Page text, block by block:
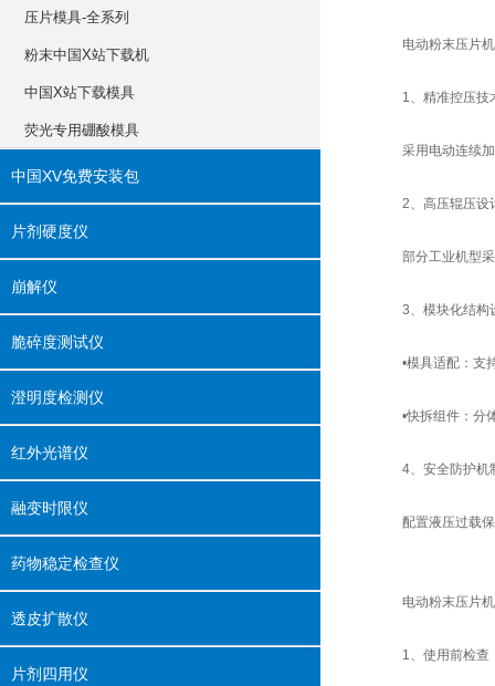
压片模具-全系列
粉末中国X站下载机
中国X站下载模具
荧光专用硼酸模具
中国XV免费安装包
片剂硬度仪
崩解仪
脆碎度测试仪
澄明度检测仪
红外光谱仪
融变时限仪
药物稳定检查仪
透皮扩散仪
片剂四用仪
电动粉末压片机核
‌1、精准控压技
采用电动连续加压与
‌2、高压辊压设
部分工业机型采用
‌3、模块化结构
‌•模具适配‌：支
‌•快拆组件‌：分体
‌4、安全防护机
配置液压过载保护
电动粉末压片机操
‌1、使用前检查‌